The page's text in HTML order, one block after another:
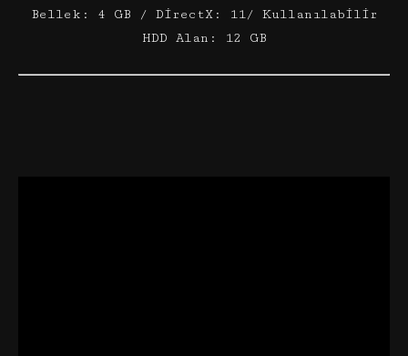
Bellek: 4 GB / DirectX: 11/ Kullanılabilir
HDD Alan: 12 GB